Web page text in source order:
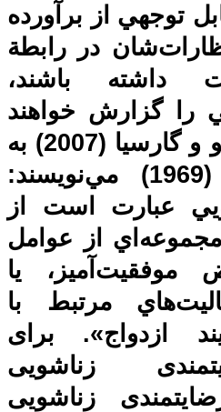
توجهي از برآورده
در رابطة‌
داشته باشند،
را گزارش خواهند
كرد». آلوجا و باريو و گارسيا (2007) به
نقل از هاولت (1969) مي‌نويسند:
عبارت است از
از عوامل
موفقيت‌آميز، يا
مرتبط با
ازدواج». برای
زناشویی
زناشویی